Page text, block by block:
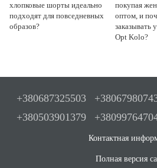
хлопковые шорты идеально
подходят для повседневных
образов?
покупая
оптом, и
заказывать
Opt Kolo?
+380687325503
+380503901379
Контактная
Полная версия